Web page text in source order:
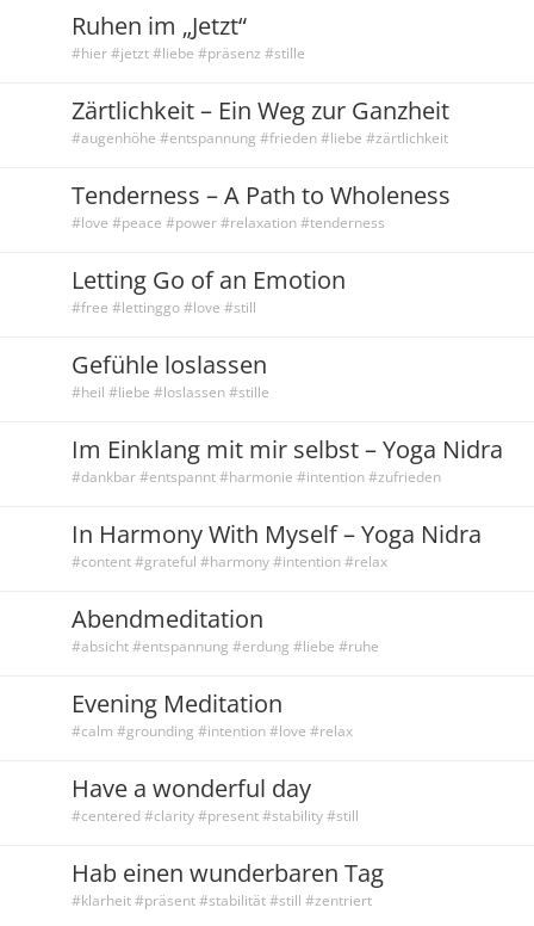
Ruhen im „Jetzt“
#hier #jetzt #liebe #präsenz #stille
Zärtlichkeit – Ein Weg zur Ganzheit
#augenhöhe #entspannung #frieden #liebe #zärtlichkeit
Tenderness – A Path to Wholeness
#love #peace #power #relaxation #tenderness
Letting Go of an Emotion
#free #lettinggo #love #still
Gefühle loslassen
#heil #liebe #loslassen #stille
Im Einklang mit mir selbst – Yoga Nidra
#dankbar #entspannt #harmonie #intention #zufrieden
In Harmony With Myself – Yoga Nidra
#content #grateful #harmony #intention #relax
Abendmeditation
#absicht #entspannung #erdung #liebe #ruhe
Evening Meditation
#calm #grounding #intention #love #relax
Have a wonderful day
#centered #clarity #present #stability #still
Hab einen wunderbaren Tag
#klarheit #präsent #stabilität #still #zentriert